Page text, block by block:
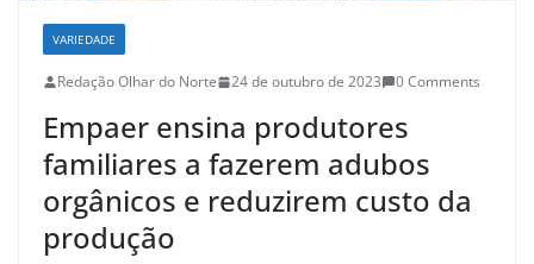
VARIEDADE
Redação Olhar do Norte 24 de outubro de 2023 0 Comments
Empaer ensina produtores
familiares a fazerem adubos
orgânicos e reduzirem custo da
produção